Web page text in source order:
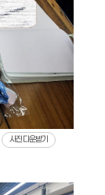
사진 다운받기